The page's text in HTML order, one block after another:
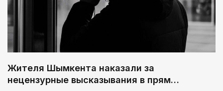
Жителя Шымкента наказали за
нецензурные высказывания в прям…